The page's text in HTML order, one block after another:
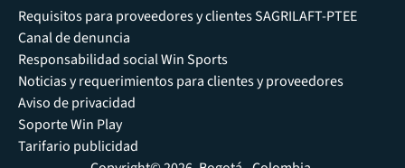
Requisitos para proveedores y clientes SAGRILAFT-PTEE
Canal de denuncia
Responsabilidad social Win Sports
Noticias y requerimientos para clientes y proveedores
Aviso de privacidad
Soporte Win Play
Tarifario publicidad